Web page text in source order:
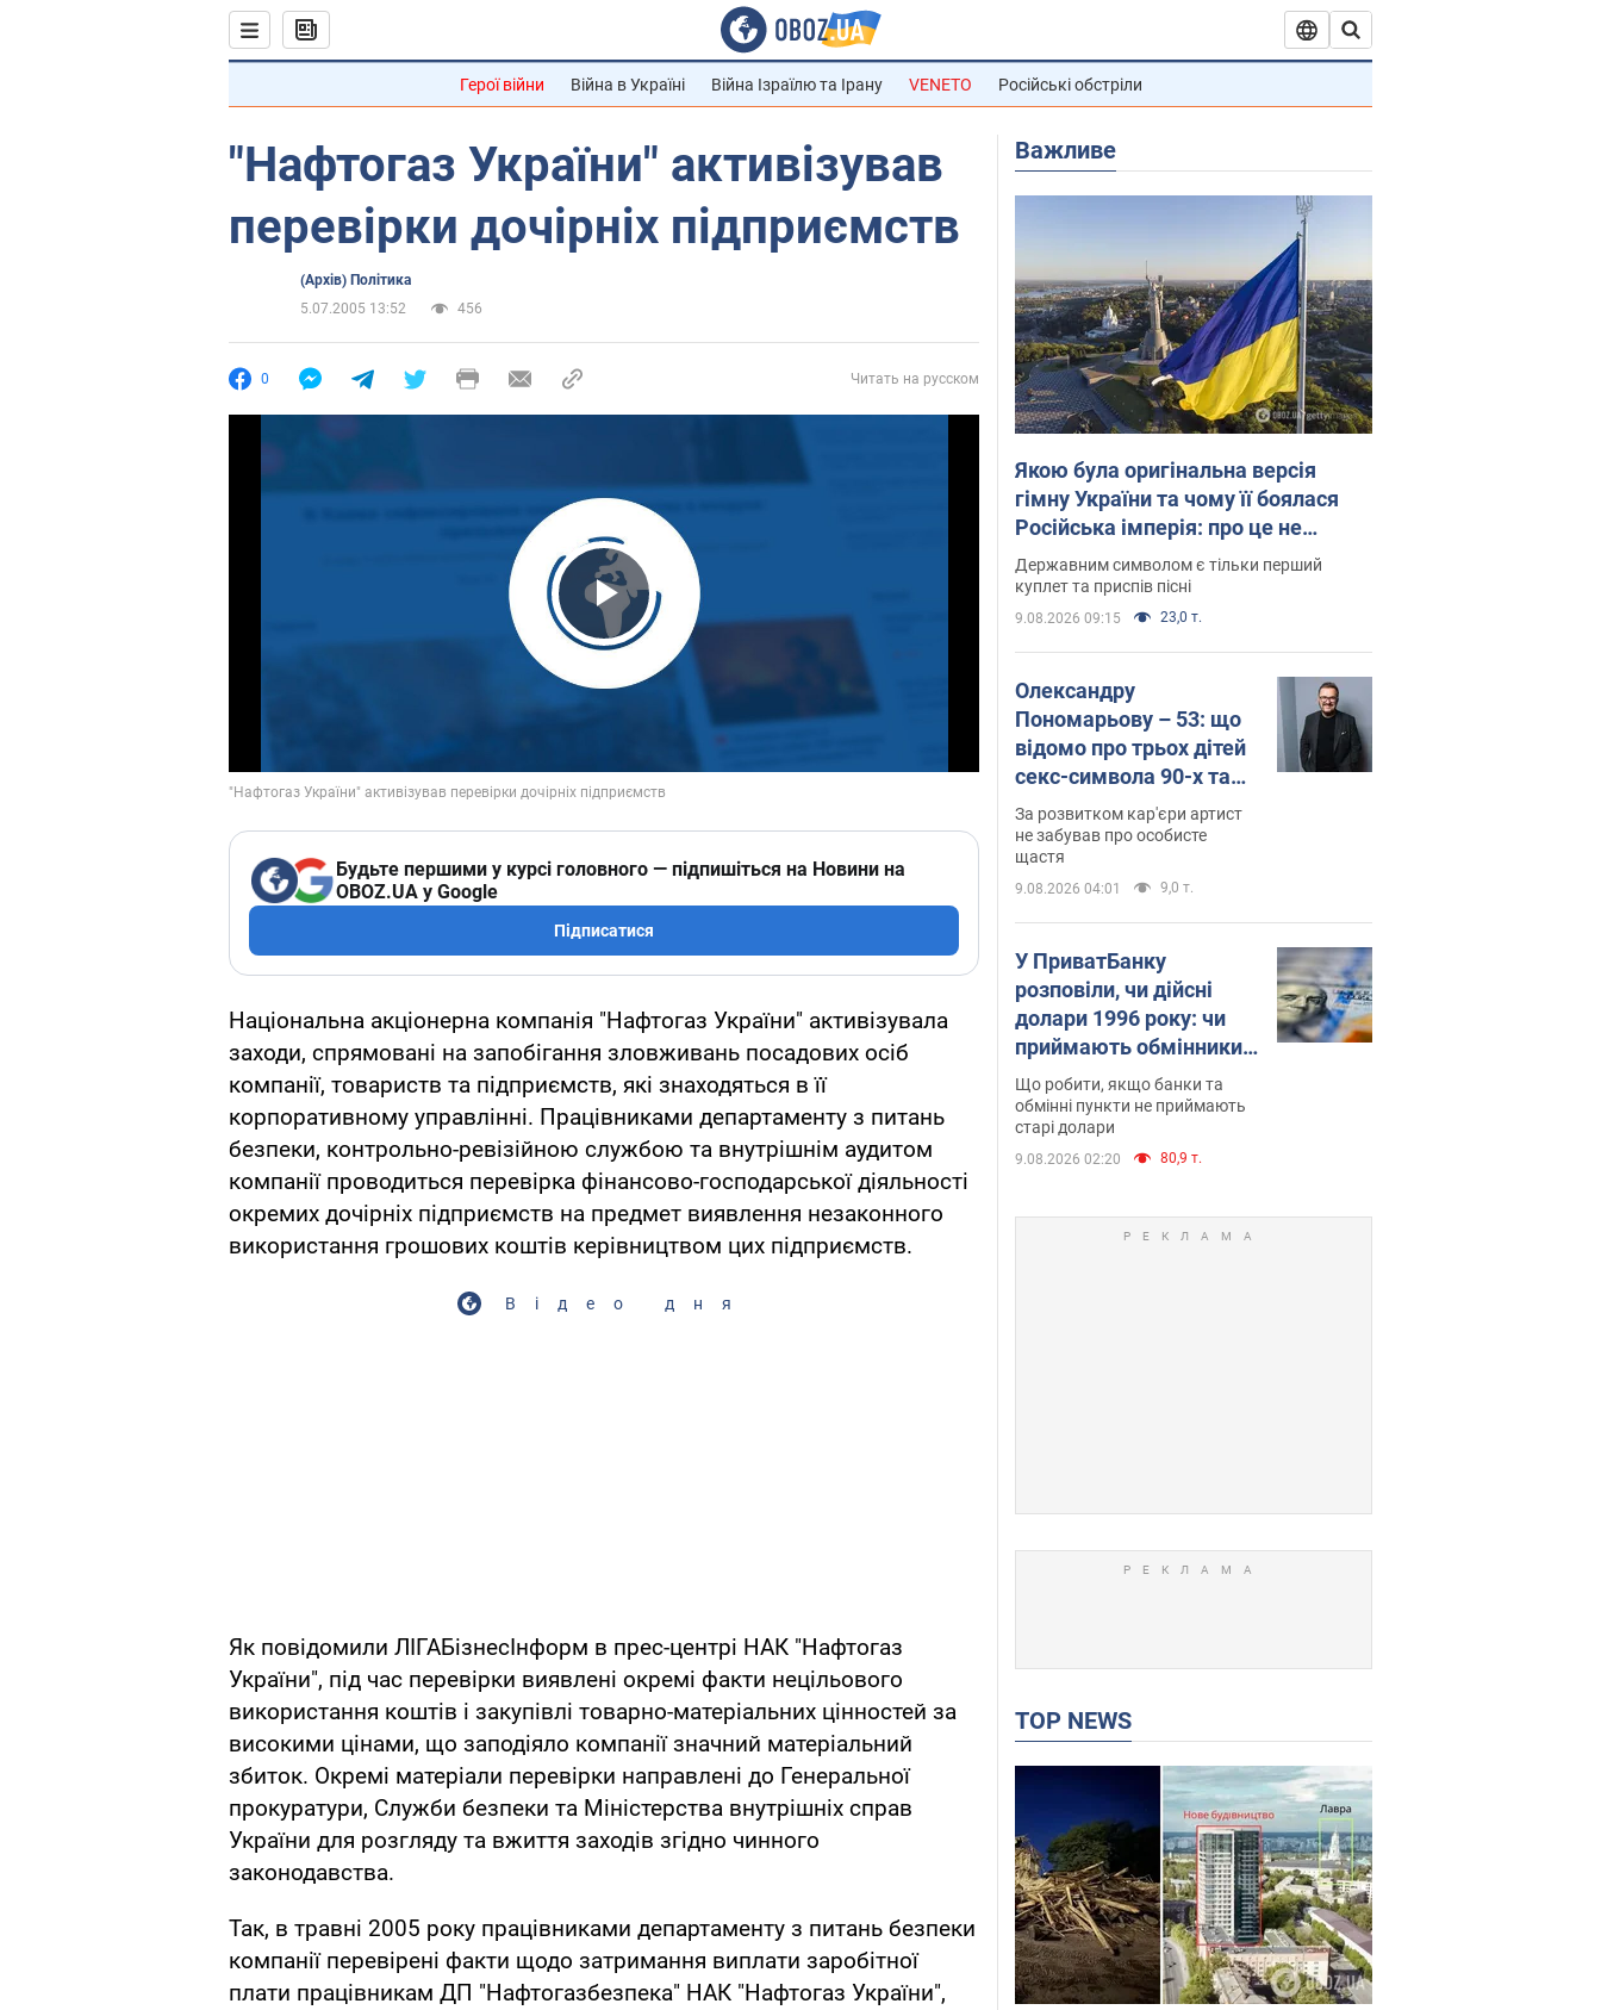
Герої війни Війна в Україні Війна Ізраїлю та Ірану VENETO Російські обстріли
"Нафтогаз України" активізував
перевірки дочірніх підприємств
(Архів) Політика
5.07.2005 13:52
456
0 Читать на русском
Play Video
Будьте першими у курсі головного — підпишіться на Новини на
OBOZ.UA у Google
Підписатися
Національна акціонерна компанія "Нафтогаз України" активізувала
заходи, спрямовані на запобігання зловживань посадових осіб
компанії, товариств та підприємств, які знаходяться в її
корпоративному управлінні. Працівниками департаменту з питань
безпеки, контрольно-ревізійною службою та внутрішнім аудитом
компанії проводиться перевірка фінансово-господарської діяльності
окремих дочірніх підприємств на предмет виявлення незаконного
використання грошових коштів керівництвом цих підприємств.
Відео дня
Як повідомили ЛІГАБізнесІнформ в прес-центрі НАК "Нафтогаз
України", під час перевірки виявлені окремі факти нецільового
використання коштів і закупівлі товарно-матеріальних цінностей за
високими цінами, що заподіяло компанії значний матеріальний
збиток. Окремі матеріали перевірки направлені до Генеральної
прокуратури, Служби безпеки та Міністерства внутрішніх справ
України для розгляду та вжиття заходів згідно чинного
законодавства.
Так, в травні 2005 року працівниками департаменту з питань безпеки
компанії перевірені факти щодо затримання виплати заробітної
плати працівникам ДП "Нафтогазбезпека" НАК "Нафтогаз України",
Важливе
Якою була оригінальна версія
гімну України та чому її боялася
Російська імперія: про це не
розповідають у школі
Державним символом є тільки перший
куплет та приспів пісні
9.08.2026 09:15 23,0 т.
Олександру
Пономарьову – 53: що
відомо про трьох дітей
секс-символа 90-х та
який вигляд вони
мають
За розвитком кар'єри артист
не забував про особисте
щастя
9.08.2026 04:01 9,0 т.
У ПриватБанку
розповіли, чи дійсні
долари 1996 року: чи
приймають обмінники
та банки такі купюри
Що робити, якщо банки та
обмінні пункти не приймають
старі долари
9.08.2026 02:20 80,9 т.
TOP NEWS